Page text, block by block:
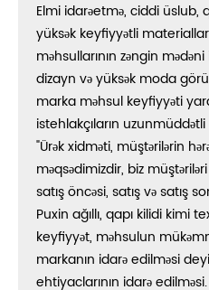
Elmi idarəetmə, ciddi üslub,
yüksək keyfiyyətli
məhsullarının zəngin
dizayn və yüksək moda
marka məhsul keyfiyyəti
istehlakçıların uzunmüddətli
"Ürək xidməti, müştərilərin
məqsədimizdir, biz
satış öncəsi, satış və satış
Puxin ağıllı, qapı kilidi kimi
keyfiyyət, məhsulun
markanın idarə edilməsi
ehtiyaclarının idarə